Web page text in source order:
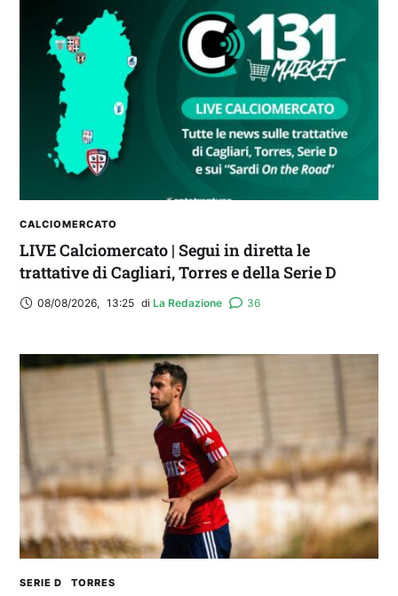
FANTA 131 LIVE | La nuova stagione al
fantacalcio: le novità di Fanta 131 e chi
CALCIOMERCATO
LIVE Calciomercato | Segui in diretta le
trattative di Cagliari, Torres e della Serie D
08/08/2026, 13:25 di La Redazione 36
SERIE D TORRES